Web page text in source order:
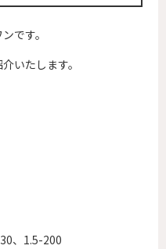
です。
いたします。
、1.5-200